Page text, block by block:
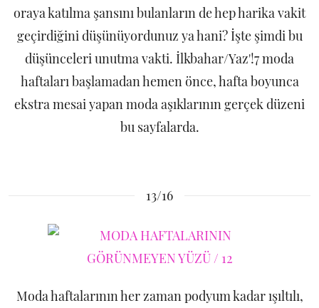
oraya katılma şansını bulanların de hep harika vakit
geçirdiğini düşünüyordunuz ya hani? İşte şimdi bu
düşünceleri unutma vakti. İlkbahar/Yaz'!7 moda
haftaları başlamadan hemen önce, hafta boyunca
ekstra mesai yapan moda aşıklarının gerçek düzeni
bu sayfalarda.
13/16
Moda haftalarının her zaman podyum kadar ışıltılı,